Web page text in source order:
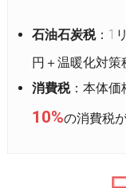
石油石炭税：1
円＋温暖化対策
消費税：本体価
10%の消費税